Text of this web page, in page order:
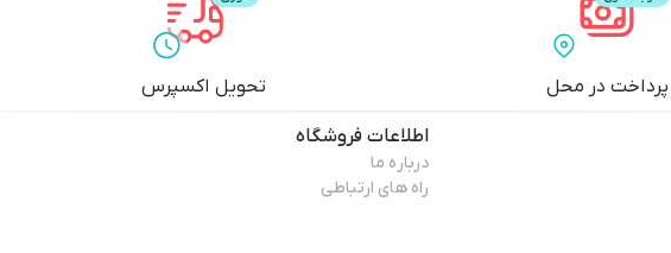
پرداخت در محل تحویل اکسپرس
اطلاعات فروشگاه
درباره ما
راه های ارتباطی